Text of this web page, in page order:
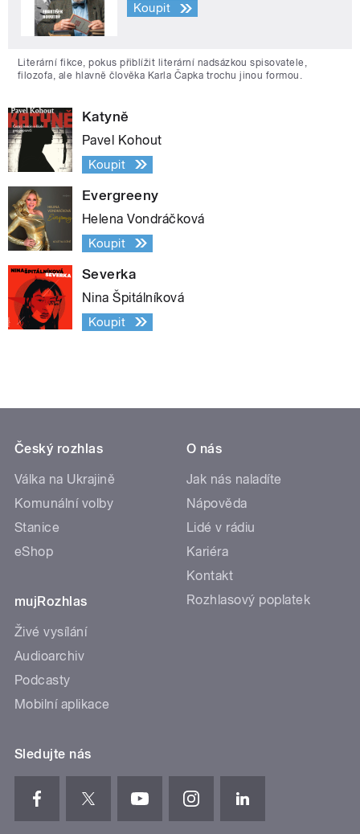
Koupit
Literární fikce, pokus přiblížit literární nadsázkou spisovatele,
filozofa, ale hlavně člověka Karla Čapka trochu jinou formou.
Katyně
Pavel Kohout
Koupit
Evergreeny
Helena Vondráčková
Koupit
Severka
Nina Špitálníková
Koupit
Český rozhlas
Válka na Ukrajině
Komunální volby
Stanice
eShop
mujRozhlas
Živé vysílání
Audioarchiv
Podcasty
Mobilní aplikace
O nás
Jak nás naladíte
Nápověda
Lidé v rádiu
Kariéra
Kontakt
Rozhlasový poplatek
Sledujte nás